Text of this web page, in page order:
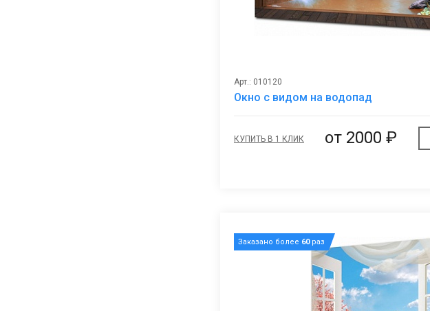
Арт.: 010120
Окно с видом на водопад
КУПИТЬ В 1 КЛИК от 2000 ₽
Заказано более 60раз